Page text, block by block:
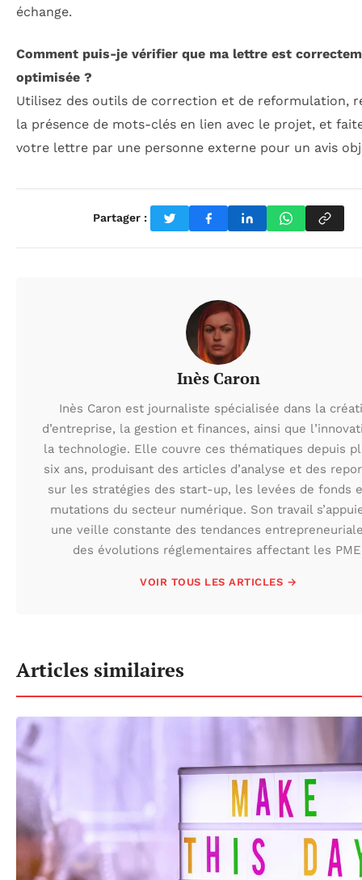
échange.
Comment puis-je vérifier que ma lettre est
optimisée ?
Utilisez des outils de correction et de reformulation,
la présence de mots-clés en lien avec le projet, et
votre lettre par une personne externe pour un avis
Partager :
Inès Caron
Inès Caron est journaliste spécialisée dans la
d’entreprise, la gestion et finances, ainsi que
la technologie. Elle couvre ces thématiques depuis
six ans, produisant des articles d’analyse et des
sur les stratégies des start-up, les levées de fonds
mutations du secteur numérique. Son travail
une veille constante des tendances
des évolutions réglementaires affectant les
VOIR TOUS LES ARTICLES →
Articles similaires